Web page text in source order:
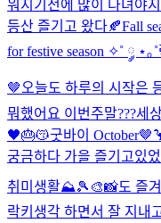
워지기전에 많이 다녀야
등산 즐기고 왔다🍂Fall
for festive season ✧˚ ༘ ⋆｡˚
🤎 오늘도 하루의 시작은
뭐했어요 이번주말???세
🖤🎂😽굿바이
궁금하다 가을 즐기고있
취미생활⛰️🎾🎨📸도 즐
락키생각 하면서 잘 지